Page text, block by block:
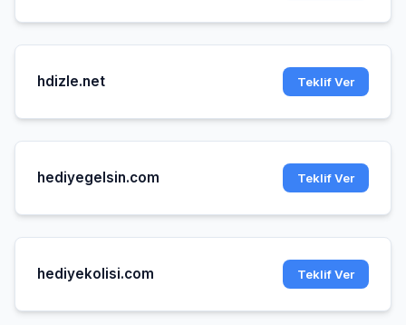
hdizle.net Teklif Ver
hediyegelsin.com Teklif Ver
hediyekolisi.com Teklif Ver